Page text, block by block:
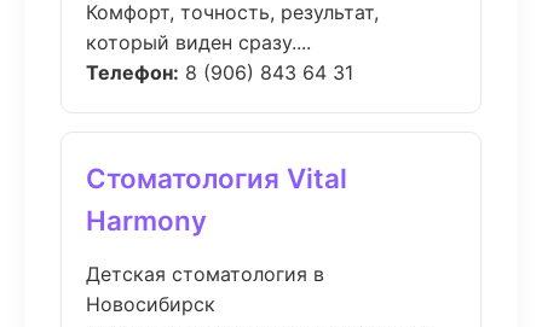
Комфорт, точность, результат,
который виден сразу....
Телефон: 8 (906) 843 64 31
Стоматология Vital
Harmony
Детская стоматология в
Новосибирск